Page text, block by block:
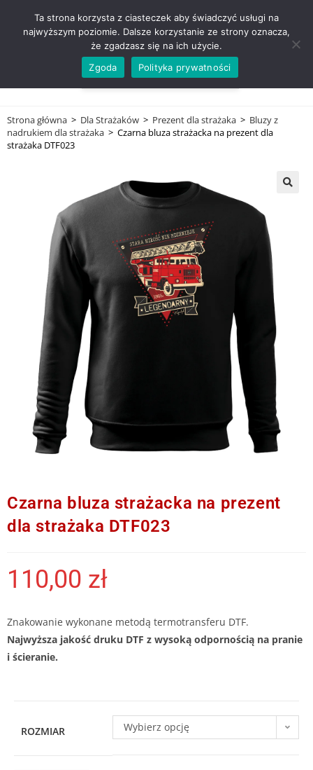
ZADZWOŃ TEL. 600 352 938
Strona główna > Dla Strażaków > Prezent dla strażaka > Bluzy z
nadrukiem dla strażaka > Czarna bluza strażacka na prezent dla
strażaka DTF023
Czarna bluza strażacka na prezent
dla strażaka DTF023
110,00 zł
Znakowanie wykonane metodą termotransferu DTF.
Najwyższa jakość druku DTF z wysoką odpornością na pranie
i ścieranie.
ROZMIAR Wybierz opcję
Ta strona korzysta z ciasteczek aby świadczyć usługi na
najwyższym poziomie. Dalsze korzystanie ze strony oznacza,
że zgadzasz się na ich użycie.
Zgoda
Polityka prywatności